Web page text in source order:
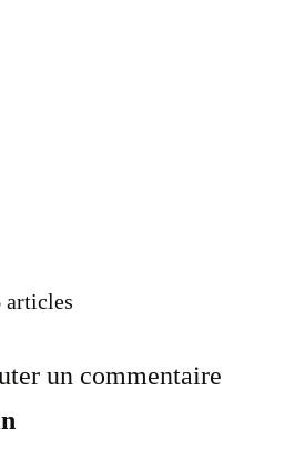
articles
un commentaire